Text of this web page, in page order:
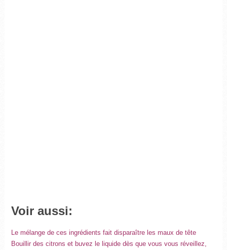
Voir aussi:
Le mélange de ces ingrédients fait disparaître les maux de tête
Bouillir des citrons et buvez le liquide dès que vous vous réveillez,